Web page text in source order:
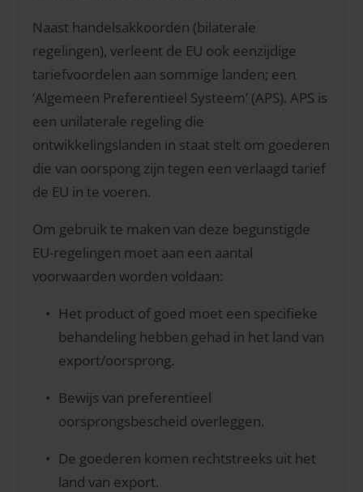
Naast handelsakkoorden (bilaterale
regelingen), verleent de EU ook eenzijdige
tariefvoordelen aan sommige landen; een
‘Algemeen Preferentieel Systeem’ (APS). APS is
een unilaterale regeling die
ontwikkelingslanden in staat stelt om goederen
die van oorspong zijn tegen een verlaagd tarief
de EU in te voeren.
Om gebruik te maken van deze begunstigde
EU-regelingen moet aan een aantal
voorwaarden worden voldaan:
Het product of goed moet een specifieke
behandeling hebben gehad in het land van
export/oorsprong.
Bewijs van preferentieel
oorsprongsbescheid overleggen.
De goederen komen rechtstreeks uit het
land van export.